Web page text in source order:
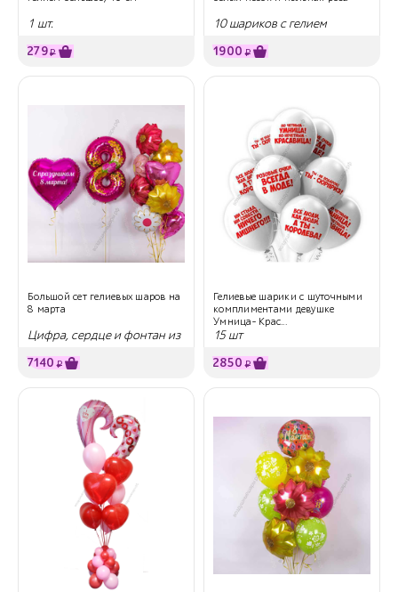
1 шт.
279₽
10 шариков с гелием
1900 ₽
Большой сет гелиевых шаров на
8 марта
Цифра, сердце и фонтан из
7140 ₽
Гелиевые шарики с шуточными
комплиментами девушке
Умница- Крас...
15 шт
2850 ₽